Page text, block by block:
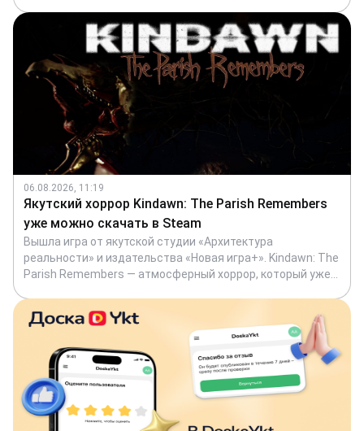
Табагинского до Кангаласского мыса, который уже
появился в сервисе MestaYkt — проекте экосистемы
сервисов Ykt, где собраны интересные места,
достопримечательности и маршруты по всей Якутии.
Рассказываем, как разговоры во время обеденного
перерыва переросли в один из главных туристических и
экологических проектов региона.
06.08.2026, 11:19
Якутский хоррор Kindawn: The Parish Remembers
уже можно скачать в Steam
Вышла игра от якутской студии «Архитектура
реальности» и издательства «Новая игра+». Kindawn: The
Parish Remembers — атмосферный хоррор, который уже